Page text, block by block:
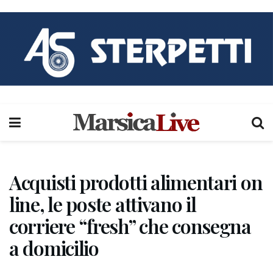
Acquisti prodotti alimentari on
line, le poste attivano il
corriere “fresh” che consegna
a domicilio